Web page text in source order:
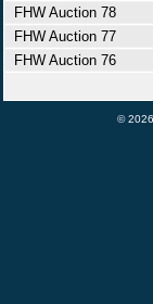
FHW Auction 78
FHW Auction 77
FHW Auction 76
©